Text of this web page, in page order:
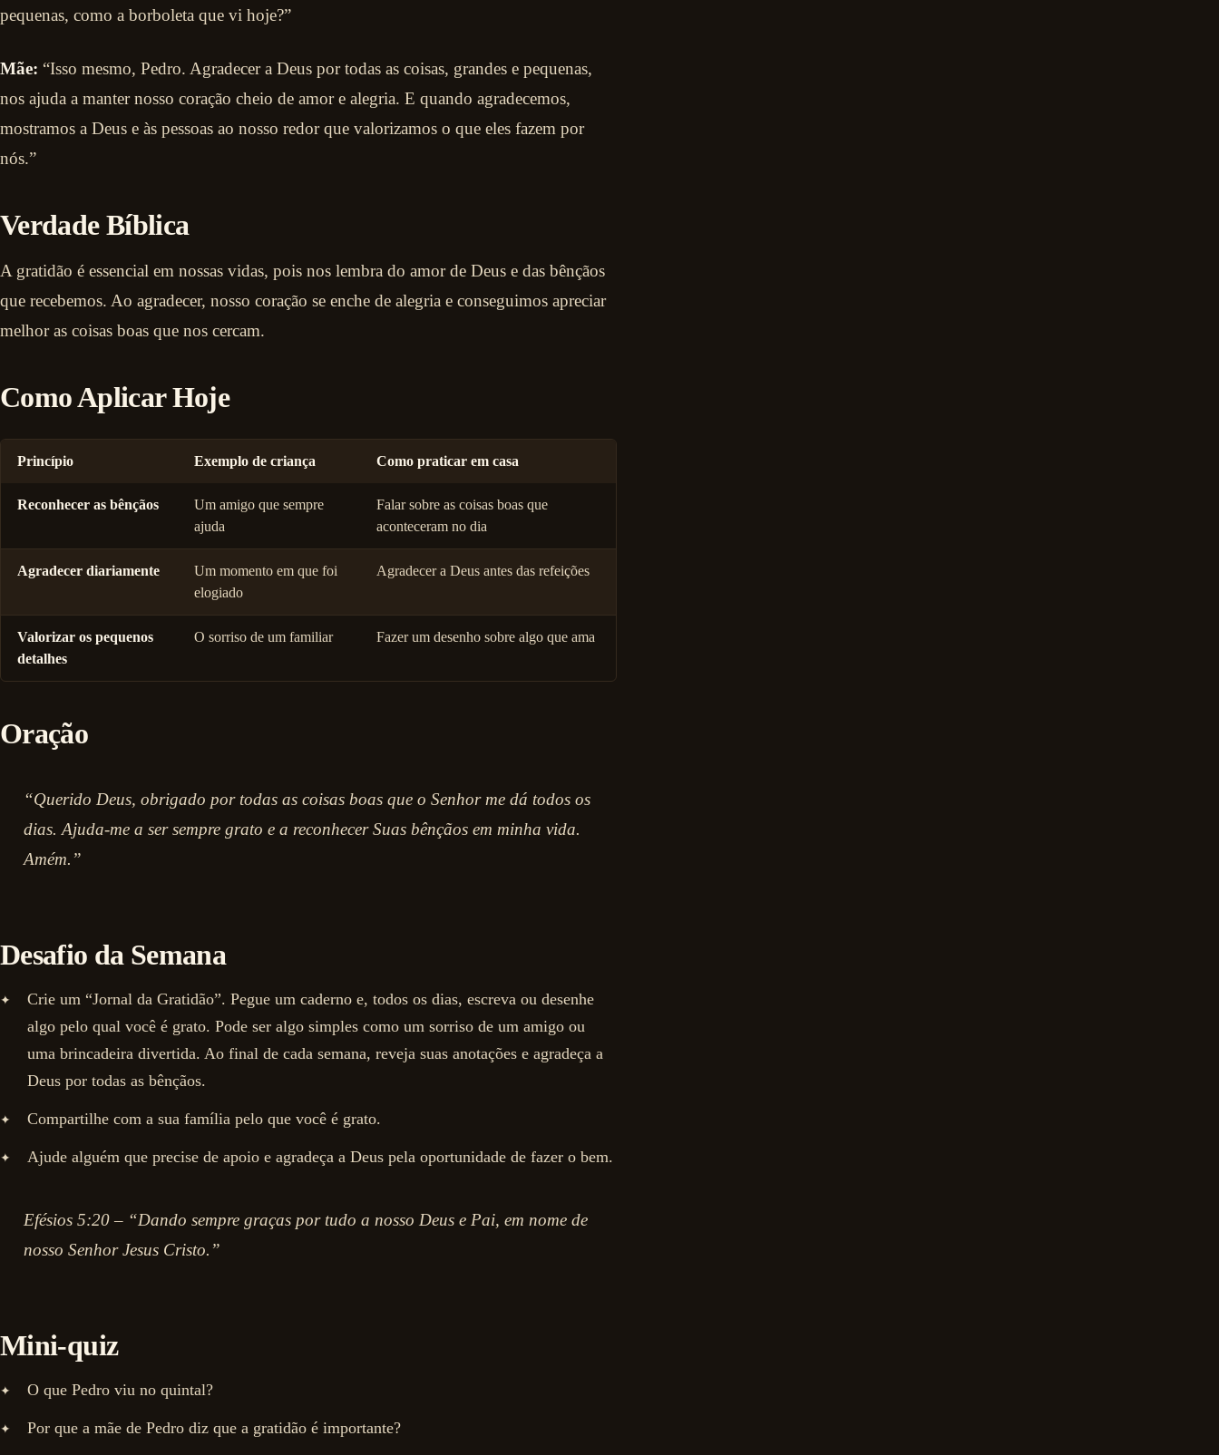
pequenas, como a borboleta que vi hoje?”
Mãe: “Isso mesmo, Pedro. Agradecer a Deus por todas as coisas, grandes e pequenas,
nos ajuda a manter nosso coração cheio de amor e alegria. E quando agradecemos,
mostramos a Deus e às pessoas ao nosso redor que valorizamos o que eles fazem por
nós.”
Verdade Bíblica
A gratidão é essencial em nossas vidas, pois nos lembra do amor de Deus e das bênçãos
que recebemos. Ao agradecer, nosso coração se enche de alegria e conseguimos apreciar
melhor as coisas boas que nos cercam.
Como Aplicar Hoje
Princípio Exemplo de criança Como praticar em casa
Reconhecer as bênçãos
Um amigo que sempre
ajuda
Falar sobre as coisas boas que
aconteceram no dia
Agradecer diariamente
Um momento em que foi
elogiado
Agradecer a Deus antes das refeições
Valorizar os pequenos
detalhes
O sorriso de um familiar Fazer um desenho sobre algo que ama
Oração
“Querido Deus, obrigado por todas as coisas boas que o Senhor me dá todos os
dias. Ajuda-me a ser sempre grato e a reconhecer Suas bênçãos em minha vida.
Amém.”
Desafio da Semana
Crie um “Jornal da Gratidão”. Pegue um caderno e, todos os dias, escreva ou desenhe
algo pelo qual você é grato. Pode ser algo simples como um sorriso de um amigo ou
uma brincadeira divertida. Ao final de cada semana, reveja suas anotações e agradeça a
Deus por todas as bênçãos.
Compartilhe com a sua família pelo que você é grato.
Ajude alguém que precise de apoio e agradeça a Deus pela oportunidade de fazer o bem.
Efésios 5:20 – “Dando sempre graças por tudo a nosso Deus e Pai, em nome de
nosso Senhor Jesus Cristo.”
Mini-quiz
O que Pedro viu no quintal?
Por que a mãe de Pedro diz que a gratidão é importante?